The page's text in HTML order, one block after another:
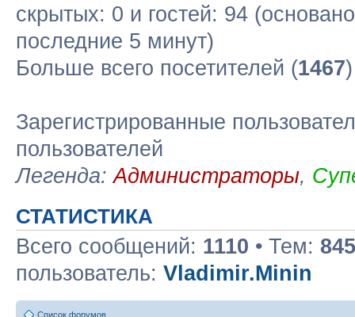
скрытых: 0 и гостей: 94
последние 5 минут)
Больше всего посетителей (1467
Зарегистрированные
пользователей
Легенда:Администраторы,
СТАТИСТИКА
Всего сообщений: 1110 • Тем: 845
пользователь: Vladimir.Minin
Список форумов